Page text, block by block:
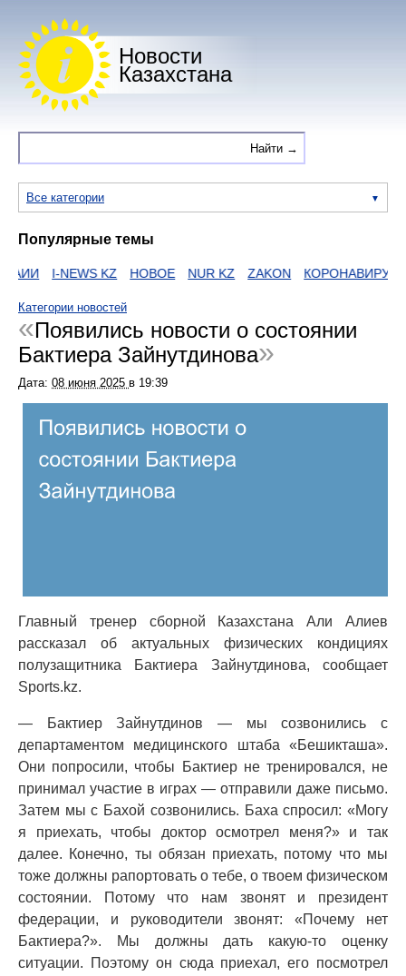
Новости
Казахстана
Все категории
Популярные темы
I-NEWS KZ НОВОЕ NUR KZ ZAKON КОРОНАВИРУС
Категории новостей
Появились новости о состоянии
Бактиера Зайнутдинова
Дата: 08 июня 2025 в 19:39
Главный тренер сборной Казахстана Али Алиев
рассказал об актуальных физических кондициях
полузащитника Бактиера Зайнутдинова, сообщает
Sports.kz.
— Бактиер Зайнутдинов — мы созвонились с
департаментом медицинского штаба «Бешикташа».
Они попросили, чтобы Бактиер не тренировался, не
принимал участие в играх — отправили даже письмо.
Затем мы с Бахой созвонились. Баха спросил: «Могу
я приехать, чтобы доктор осмотрел меня?» и так
далее. Конечно, ты обязан приехать, потому что мы
тоже должны рапортовать о тебе, о твоем физическом
состоянии. Потому что нам звонят и президент
федерации, и руководители звонят: «Почему нет
Бактиера?». Мы должны дать какую-то оценку
ситуации. Поэтому он сюда приехал, его посмотрел